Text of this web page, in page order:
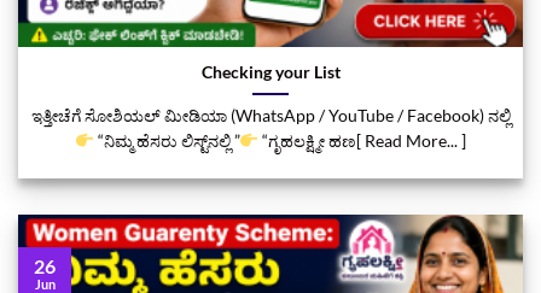
Checking your List
ಇತ್ತೀಚೆಗೆ ಸೋಶಿಯಲ್ ಮೀಡಿಯಾ (WhatsApp / YouTube / Facebook) ನಲ್ಲಿ
“ನಿಮ್ಮ ಹೆಸರು ಲಿಸ್ಟ್‌ನಲ್ಲಿ ”
“ಗೃಹಲಕ್ಷ್ಮೀ ಹಣ[ Read More... ]
26
Jun